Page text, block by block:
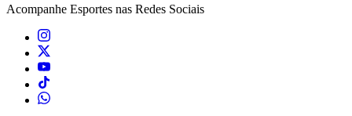
Acompanhe Esportes nas Redes Sociais